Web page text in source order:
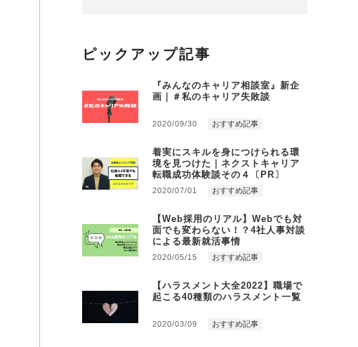
ピックアップ記事
『みんなのキャリア相談室』新企
画｜＃私のキャリア失敗談
2020/09/30 おすすめ記事
着実にスキルを身につけられる環
境を見つけた｜ネクストキャリア
転職成功体験談その４〔PR〕
2020/07/01 おすすめ記事
【Web採用のリアル】Webでも対
面でも変わらない！？4社人事対談
による最新就活事情
2020/05/15 おすすめ記事
【ハラスメント大全2022】職場で
起こる40種類のハラスメント一覧
2020/03/09 おすすめ記事